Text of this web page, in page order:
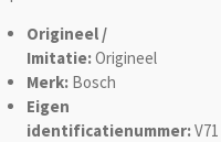
Origineel /
Imitatie:Origineel
Merk: Bosch
Eigen
identificatienummer:V71